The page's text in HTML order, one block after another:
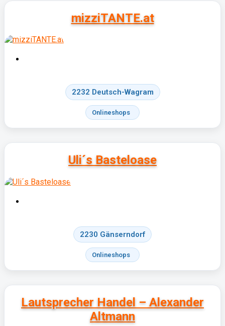
mizziTANTE.at
2232 Deutsch-Wagram
Onlineshops
Uli´s Basteloase
2230 Gänserndorf
Onlineshops
Lautsprecher Handel – Alexander
Altmann